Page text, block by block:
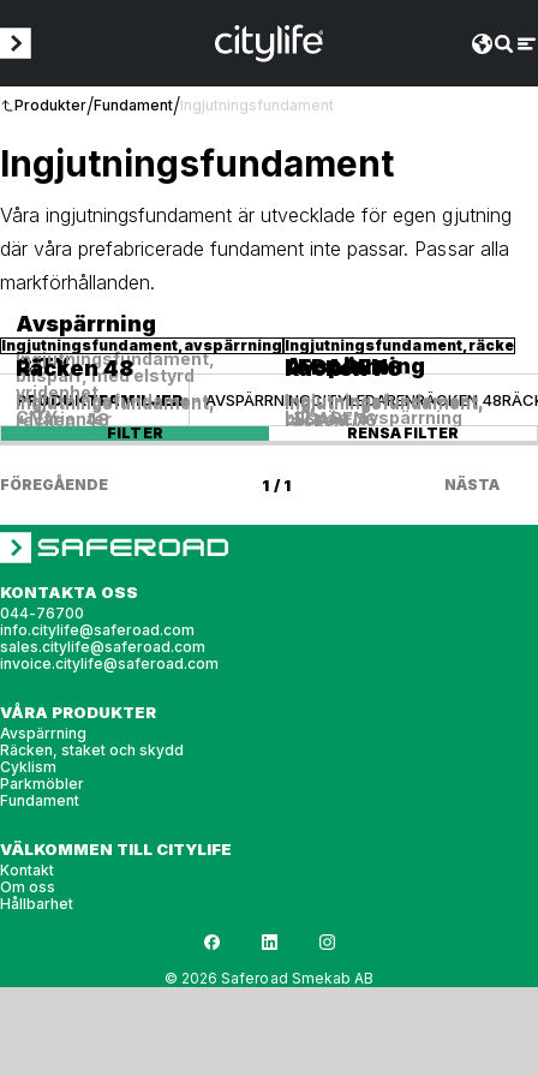
Produkter/Fundament/Ingjutningsfundament
Ingjutningsfundament
Våra ingjutningsfundament är utvecklade för egen gjutning
där våra prefabricerade fundament inte passar. Passar alla
markförhållanden.
Ingjutningsfundament, avspärrning Ingjutningsfundament, räcke
PRODUKTFAMILJER: AVSPÄRRNINGCITYLEDARENRÄCKEN 48
FILTER RENSA FILTER
CITY
Ingjutningsfundament,
CITY
Avspärrning
Ingjutningsfundament,
bilspärr/avspärrning
Avspärrning
Ingjutningsfundament,
bilspärr, med elstyrd
vridenhet
+ Varianter
LEDAREN
Ingjutningsfundament,
LEDAREN
Räcken 48
Ingjutningsfundament,
räcken, 48
Räcken 76
Ingjutningsfundament,
räcken, 76
FÖREGÅENDE 1 / 1 NÄSTA
KONTAKTA OSS
044-76700
info.citylife@saferoad.com
sales.citylife@saferoad.com
invoice.citylife@saferoad.com
VÅRA PRODUKTER
Avspärrning
Räcken, staket och skydd
Cyklism
Parkmöbler
Fundament
VÄLKOMMEN TILL CITYLIFE
Kontakt
Om oss
Hållbarhet
© 2026 Saferoad Smekab AB